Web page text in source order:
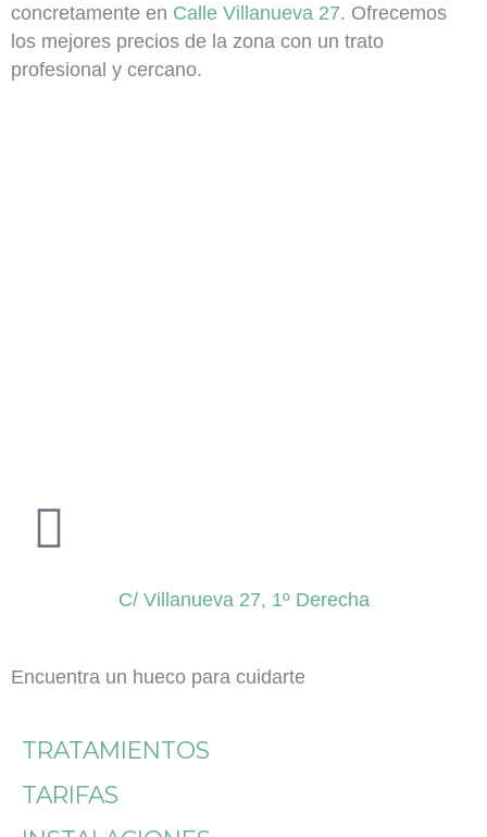
concretamente en Calle Villanueva 27. Ofrecemos
los mejores precios de la zona con un trato
profesional y cercano.
C/ Villanueva 27, 1º Derecha
Encuentra un hueco para cuidarte
TRATAMIENTOS
TARIFAS